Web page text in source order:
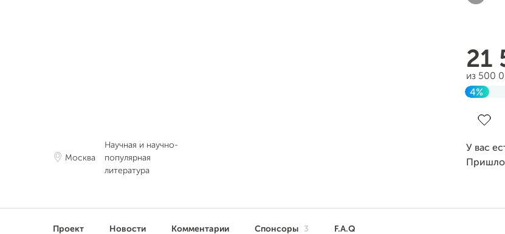
Москва
Научная и научно-
популярная
литература
21
из 500
4%
У вас
Проект Новости Комментарии Спонсоры 3 F.A.Q